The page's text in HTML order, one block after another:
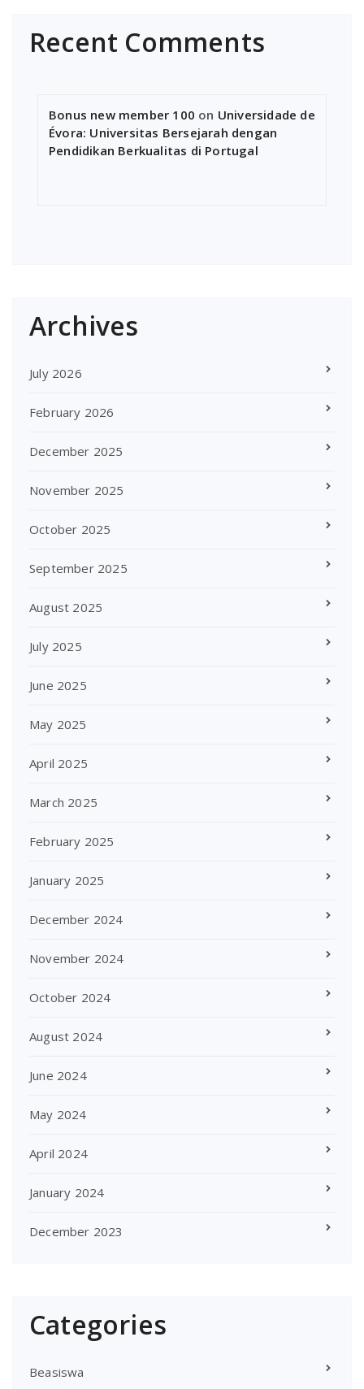
Recent Comments
Bonus new member 100 on Universidade de
Évora: Universitas Bersejarah dengan
Pendidikan Berkualitas di Portugal
Archives
July 2026
February 2026
December 2025
November 2025
October 2025
September 2025
August 2025
July 2025
June 2025
May 2025
April 2025
March 2025
February 2025
January 2025
December 2024
November 2024
October 2024
August 2024
June 2024
May 2024
April 2024
January 2024
December 2023
Categories
Beasiswa